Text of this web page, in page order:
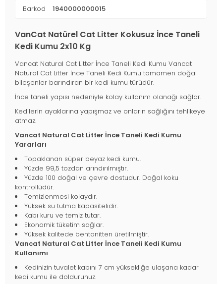
Barkod 1940000000015
VanCat Natürel Cat Litter Kokusuz İnce Taneli
Kedi Kumu 2x10 Kg
Vancat Natural Cat Litter İnce Taneli Kedi Kumu Vancat
Natural Cat Litter İnce Taneli Kedi Kumu tamamen doğal
bileşenler barındıran bir kedi kumu türüdür.
İnce taneli yapısı nedeniyle kolay kullanım olanağı sağlar.
Kedilerin ayaklarına yapışmaz ve onların sağlığını tehlikeye
atmaz.
Vancat Natural Cat Litter İnce Taneli Kedi Kumu
Yararları
Topaklanan süper beyaz kedi kumu.
Yüzde 99,5 tozdan arındırılmıştır.
Yüzde 100 doğal ve çevre dostudur. Doğal koku
kontrollüdür.
Temizlenmesi kolaydır.
Yüksek su tutma kapasitelidir.
Kabı kuru ve temiz tutar.
Ekonomik tüketim sağlar.
Yüksek kalitede bentonitten üretilmiştir.
Vancat Natural Cat Litter İnce Taneli Kedi Kumu
Kullanımı
Kedinizin tuvalet kabını 7 cm yüksekliğe ulaşana kadar
kedi kumu ile doldurunuz.